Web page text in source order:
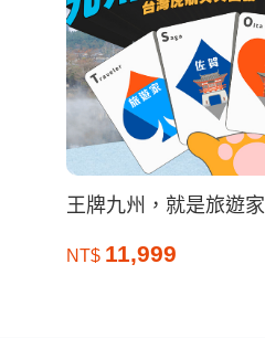
王牌九州，就是旅遊家
NT$ 11,999